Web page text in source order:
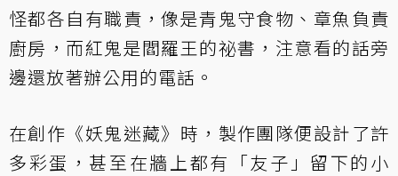
怪都各自有職責，像是青鬼守食物、章魚負責
廚房，而紅鬼是閻羅王的祕書，注意看的話旁
邊還放著辦公用的電話。
在創作《妖鬼迷藏》時，製作團隊便設計了許
多彩蛋，甚至在牆上都有「友子」留下的小